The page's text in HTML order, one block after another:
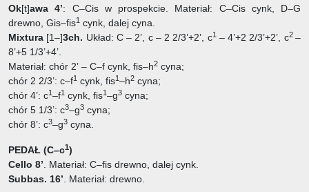
Ok[t]awa 4’: C–Cis w prospekcie. Materiał: C–Cis cynk, D–G
drewno, Gis–fis1 cynk, dalej cyna.
Mixtura [1–]3ch. Układ: C – 2’, c – 2 2/3’+2’, c1– 4’+2 2/3’+2’, c2 –
8’+5 1/3’+4’.
Materiał: chór 2’ – C–f cynk, fis–h2 cyna;
chór 2 2/3’: c–f1 cynk, fis1–h2 cyna;
chór 4’: c1–f1 cynk, fis1–g3 cyna;
chór 5 1/3’: c3–g3 cyna;
chór 8’: c3–g3 cyna.
PEDAŁ (C–c1)
Cello 8’ . Materiał: C–fis drewno, dalej cynk.
Subbas. 16’ . Materiał: drewno.